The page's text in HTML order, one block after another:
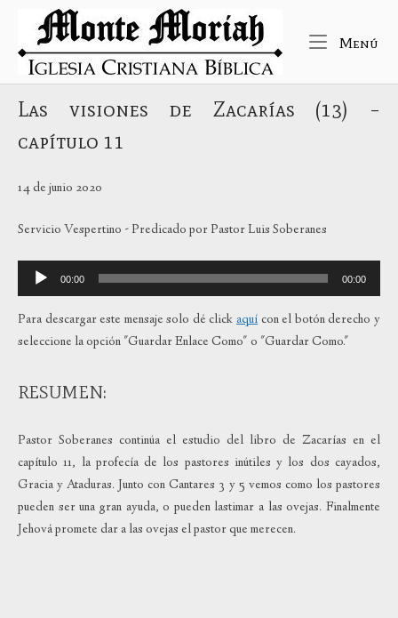
contenido
Inicio
Menú
Las visiones de Zacarías (13) –
capítulo 11
14 de junio 2020
Servicio Vespertino - Predicado por Pastor Luis Soberanes
Reproductor
de
audio
00:00 00:00
Para descargar este mensaje solo dé clickaquí con el botón derecho y
seleccione la opción "Guardar Enlace Como" o "Guardar Como."
RESUMEN:
Pastor Soberanes continúa el estudio del libro de Zacarías en el
capítulo 11, la profecía de los pastores inútiles y los dos cayados,
Gracia y Ataduras. Junto con Cantares 3 y 5 vemos como los pastores
pueden ser una gran ayuda, o pueden lastimar a las ovejas. Finalmente
Jehová promete dar a las ovejas el pastor que merecen.